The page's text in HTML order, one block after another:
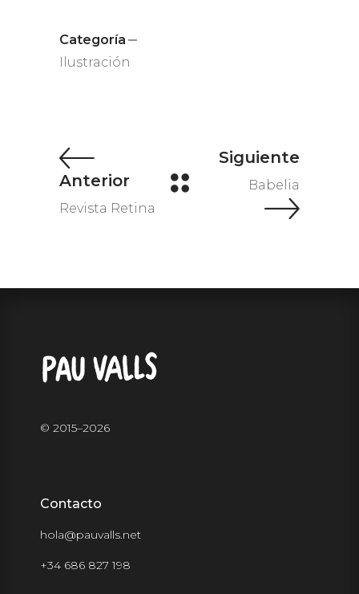
Categoría
Ilustración
Revista Retina
Babelia
© 2015–2026
Contacto
hola@pauvalls.net
+34 686 827 198